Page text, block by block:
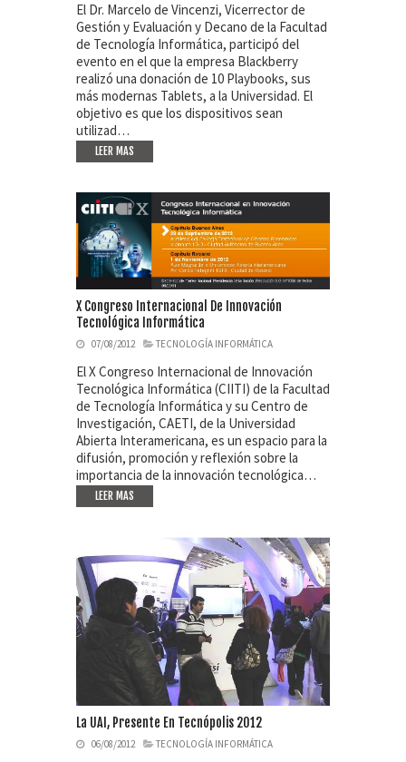
El Dr. Marcelo de Vincenzi, Vicerrector de
Gestión y Evaluación y Decano de la Facultad
de Tecnología Informática, participó del
evento en el que la empresa Blackberry
realizó una donación de 10 Playbooks, sus
más modernas Tablets, a la Universidad. El
objetivo es que los dispositivos sean
utilizad…
LEER MAS
X Congreso Internacional De Innovación
Tecnológica Informática
07/08/2012 TECNOLOGÍA INFORMÁTICA
El X Congreso Internacional de Innovación
Tecnológica Informática (CIITI) de la Facultad
de Tecnología Informática y su Centro de
Investigación, CAETI, de la Universidad
Abierta Interamericana, es un espacio para la
difusión, promoción y reflexión sobre la
importancia de la innovación tecnológica…
LEER MAS
La UAI, Presente En Tecnópolis 2012
06/08/2012 TECNOLOGÍA INFORMÁTICA